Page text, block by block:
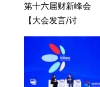
第十六届财新峰会
【大会发言/讨
论】“十五五”新规
划、新蓝图